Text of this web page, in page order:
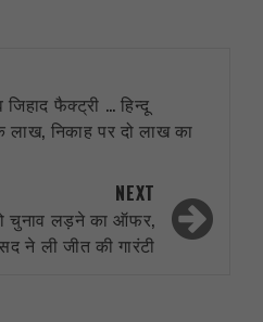
फैक्ट्री … हिन्दू
निकाह पर दो लाख का
NEXT
चुनाव लड़ने का ऑफर,
ने ली जीत की गारंटी